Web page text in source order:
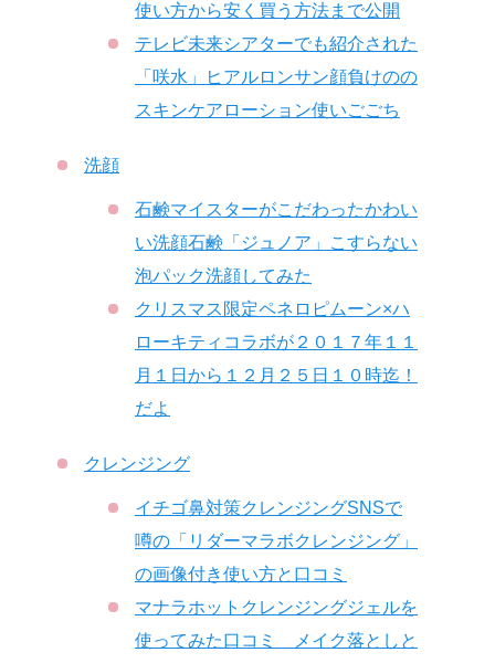
使い方から安く買う方法まで公開
テレビ未来シアターでも紹介された
「咲水」ヒアルロンサン顔負けのの
スキンケアローション使いごごち
洗顔
石鹸マイスターがこだわったかわい
い洗顔石鹸「ジュノア」こすらない
泡パック洗顔してみた
クリスマス限定ペネロピムーン×ハ
ローキティコラボが２０１７年１１
月１日から１２月２５日１０時迄！
だよ
クレンジング
イチゴ鼻対策クレンジングSNSで
噂の「リダーマラボクレンジング」
の画像付き使い方と口コミ
マナラホットクレンジングジェルを
使ってみた口コミ メイク落としと